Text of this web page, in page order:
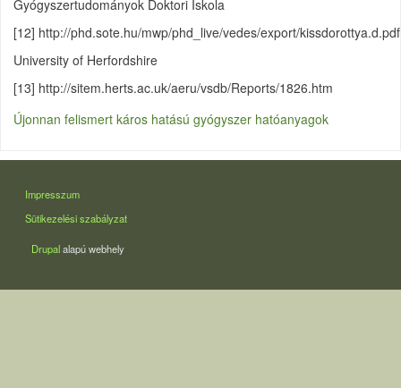
Gyógyszertudományok Doktori Iskola
[12] http://phd.sote.hu/mwp/phd_live/vedes/export/kissdorottya.d.pdf
University of Herfordshire
[13] http://sitem.herts.ac.uk/aeru/vsdb/Reports/1826.htm
Újonnan felismert káros hatású gyógyszer hatóanyagok
LÁBLÉC
Impresszum
Sütikezelési szabályzat
Drupalalapú webhely